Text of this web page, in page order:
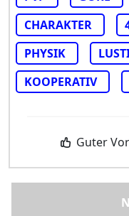
CHARAKTER
PHYSIK
KOOPERATIV
Guter